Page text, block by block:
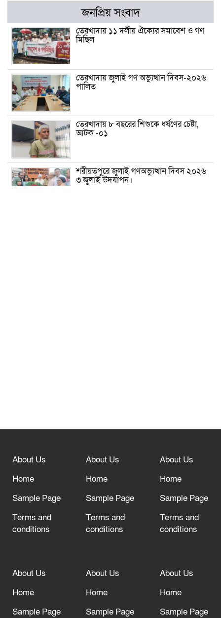
জনপ্রিয় সংবাদ
তেরখাদায় ১১ দলীয় ঐক্যের সমাবেশ ও গণ
মিছিল
তেরখাদায় জুলাই গণ অভ্যুত্থান দিবস-২০২৬
পালিত
তেরখাদায় ৮ বছরের শিশুকে ধর্ষণের চেষ্টা,
আটক -০১
শরীয়তপুরে জুলাই গণঅভ্যুত্থান দিবস ২০২৬
৩ জুলাই উদযাপন।
“অসহযোগ” আন্দোলনের হুমকি
দরজা খোলা রেখেছেন
About Us
Home
Sample Page
Terms and
conditions
About Us
Home
Sample Page
Terms and
conditions
About Us
Home
Sample Page
Terms and
conditions
About Us
Home
Sample Page
About Us
Home
Sample Page
About Us
Home
Sample Page